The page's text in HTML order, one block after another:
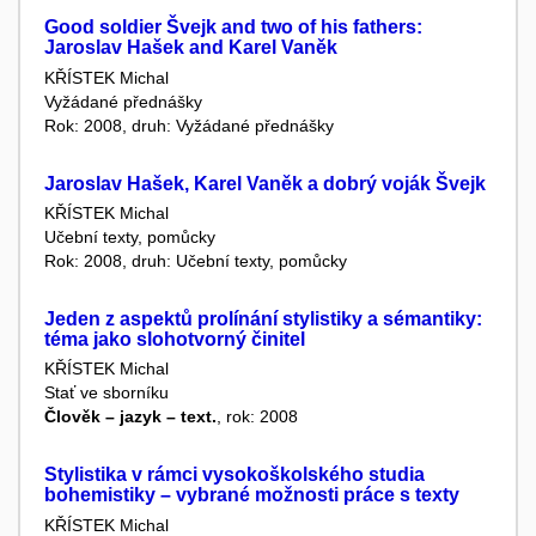
Good soldier Švejk and two of his fathers:
Jaroslav Hašek and Karel Vaněk
KŘÍSTEK Michal
Vyžádané přednášky
Rok: 2008, druh: Vyžádané přednášky
Jaroslav Hašek, Karel Vaněk a dobrý voják Švejk
KŘÍSTEK Michal
Učební texty, pomůcky
Rok: 2008, druh: Učební texty, pomůcky
Jeden z aspektů prolínání stylistiky a sémantiky:
téma jako slohotvorný činitel
KŘÍSTEK Michal
Stať ve sborníku
Člověk – jazyk – text., rok: 2008
Stylistika v rámci vysokoškolského studia
bohemistiky – vybrané možnosti práce s texty
KŘÍSTEK Michal